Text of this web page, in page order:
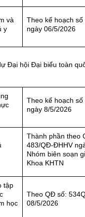
và
y
Theo kế hoạch
ngày 06/5/2026
Đại hội Đại biểu toàn
Theo kế hoạch
ngày 8/5/2026
Thành phần theo
483/QĐ-ĐHHV
Nhóm biên soạn
Khoa KHTN
tập
học
Theo QĐ số:
08/5/2026